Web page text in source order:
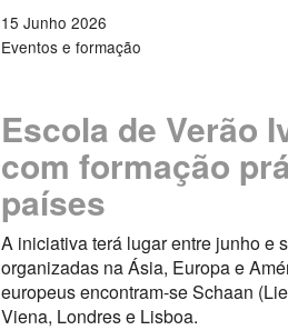
15 Junho 2026
Eventos e formação
Escola de Verão
com formação
países
A iniciativa terá lugar entre junho e
organizadas na Ásia, Europa e
europeus encontram-se Schaan
Viena, Londres e Lisboa.